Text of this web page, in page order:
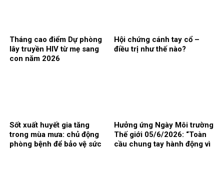
Tháng cao điểm Dự phòng
lây truyền HIV từ mẹ sang
con năm 2026
Hội chứng cánh tay cổ –
điều trị như thế nào?
Sốt xuất huyết gia tăng
trong mùa mưa: chủ động
phòng bệnh để bảo vệ sức
Hưởng ứng Ngày Môi trường
Thế giới 05/6/2026: “Toàn
cầu chung tay hành động vì